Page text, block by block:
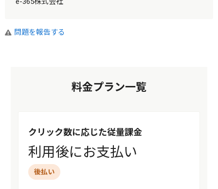
問題を報告する
料金プラン一覧
クリック数に応じた従量課金
利用後にお支払い
後払い